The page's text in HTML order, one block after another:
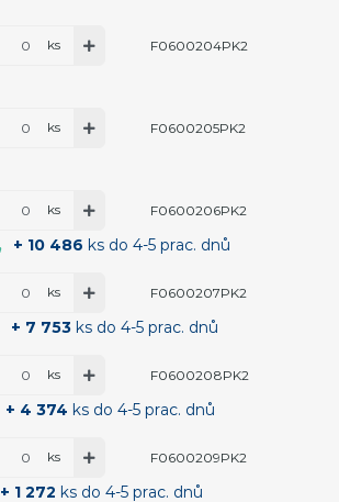
ks F0600204PK2
ks F0600205PK2
+ 10 486 ks do 4-5 prac. dnů
ks F0600206PK2
+ 7 753 ks do 4-5 prac. dnů
ks F0600207PK2
+ 4 374 ks do 4-5 prac. dnů
ks F0600208PK2
+ 1 272 ks do 4-5 prac. dnů
ks F0600209PK2